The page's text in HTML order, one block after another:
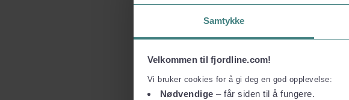
Samtykke
Velkommen til fjordline.com!
Vi bruker cookies for å gi deg en god opplevelse:
Nødvendige – får siden til å fungere.